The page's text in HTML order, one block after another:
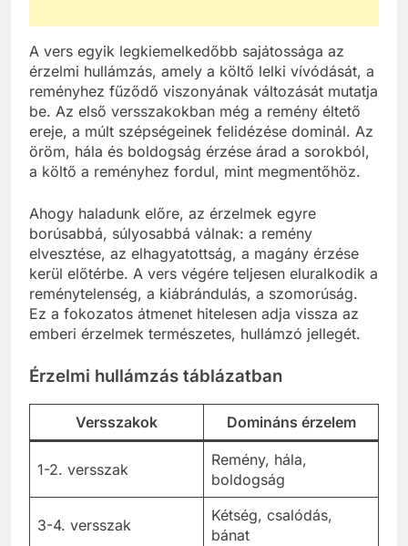
A vers egyik legkiemelkedőbb sajátossága az
érzelmi hullámzás, amely a költő lelki vívódását, a
reményhez fűződő viszonyának változását mutatja
be. Az első versszakokban még a remény éltető
ereje, a múlt szépségeinek felidézése dominál. Az
öröm, hála és boldogság érzése árad a sorokból,
a költő a reményhez fordul, mint megmentőhöz.
Ahogy haladunk előre, az érzelmek egyre
borúsabbá, súlyosabbá válnak: a remény
elvesztése, az elhagyatottság, a magány érzése
kerül előtérbe. A vers végére teljesen eluralkodik a
reménytelenség, a kiábrándulás, a szomorúság.
Ez a fokozatos átmenet hitelesen adja vissza az
emberi érzelmek természetes, hullámzó jellegét.
Érzelmi hullámzás táblázatban
Versszakok Domináns érzelem
1-2. versszak
Remény, hála,
boldogság
3-4. versszak
Kétség, csalódás,
bánat